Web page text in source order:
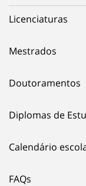
Licenciaturas
Mestrados
Doutoramentos
Diplomas de
Calendário
FAQs